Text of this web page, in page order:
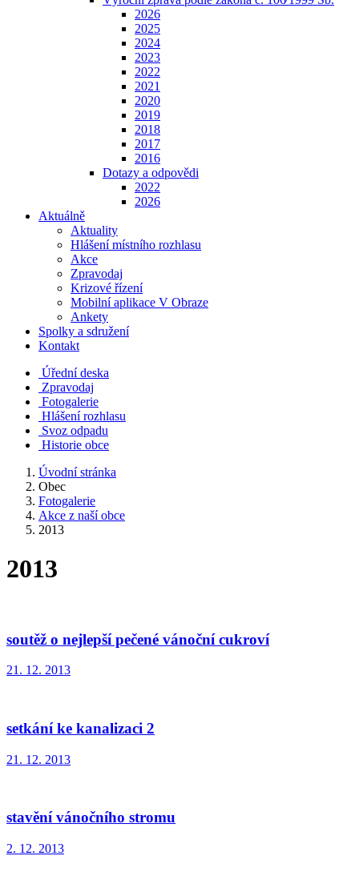
2026
2025
2024
2023
2022
2021
2020
2019
2018
2017
2016
Dotazy a odpovědi
2022
2026
Aktuálně
Aktuality
Hlášení místního rozhlasu
Akce
Zpravodaj
Krizové řízení
Mobilní aplikace V Obraze
Ankety
Spolky a sdružení
Kontakt
Úřední deska
Zpravodaj
Fotogalerie
Hlášení rozhlasu
Svoz odpadu
Historie obce
Úvodní stránka
Obec
Fotogalerie
Akce z naší obce
2013
2013
soutěž o nejlepší pečené vánoční cukroví
21. 12. 2013
setkání ke kanalizaci 2
21. 12. 2013
stavění vánočního stromu
2. 12. 2013